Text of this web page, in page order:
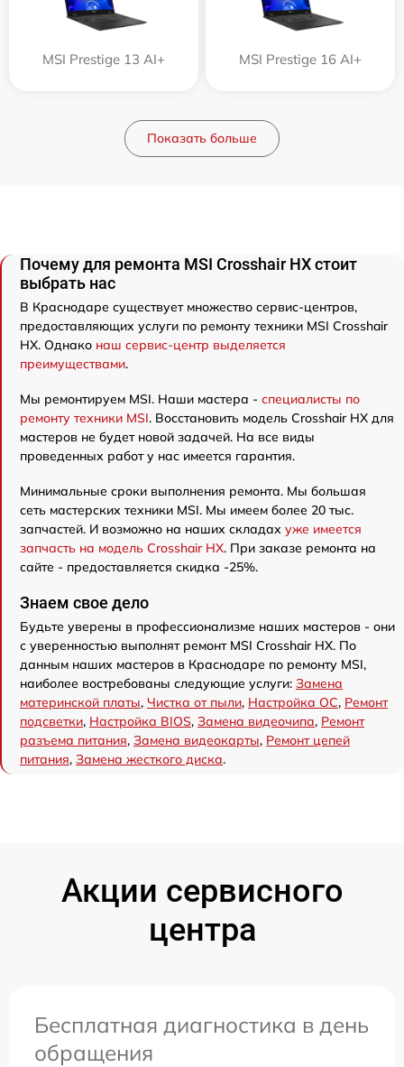
MSI Prestige 13 AI+ MSI Prestige 16 AI+
Показать больше
Почему для ремонта MSI Crosshair HX стоит
выбрать нас
В Краснодаре существует множество сервис-центров,
предоставляющих услуги по ремонту техники MSI Crosshair
HX. Однако наш сервис-центр выделяется
преимуществами.
Мы ремонтируем MSI. Наши мастера - специалисты по
ремонту техники MSI. Восстановить модель Crosshair HX для
мастеров не будет новой задачей. На все виды
проведенных работ у нас имеется гарантия.
Минимальные сроки выполнения ремонта. Мы большая
сеть мастерских техники MSI. Мы имеем более 20 тыс.
запчастей. И возможно на наших складах уже имеется
запчасть на модель Crosshair HX. При заказе ремонта на
сайте - предоставляется скидка -25%.
Знаем свое дело
Будьте уверены в профессионализме наших мастеров - они
с уверенностью выполнят ремонт MSI Crosshair HX. По
данным наших мастеров в Краснодаре по ремонту MSI,
наиболее востребованы следующие услуги: Замена
материнской платы, Чистка от пыли, Настройка ОС, Ремонт
подсветки, Настройка BIOS, Замена видеочипа, Ремонт
разъема питания, Замена видеокарты, Ремонт цепей
питания, Замена жесткого диска.
Акции сервисного
центра
Бесплатная диагностика в день
обращения